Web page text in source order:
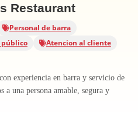
Restaurant
Personal de barra
público Atencion al cliente
experiencia en barra y servicio de
a una persona amable, segura y